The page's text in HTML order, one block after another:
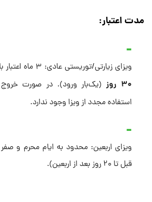
مدت اعتبار:
ویزای زیارتی/توریستی عادی: ۳ ماه اعتبار با امکان اقامت تا
۳۰ روز
(یک‌بار ورود). در صورت خروج
استفاده مجدد از ویزا وجود ندارد.
قبل تا ۲۰ روز بعد از اربعین).